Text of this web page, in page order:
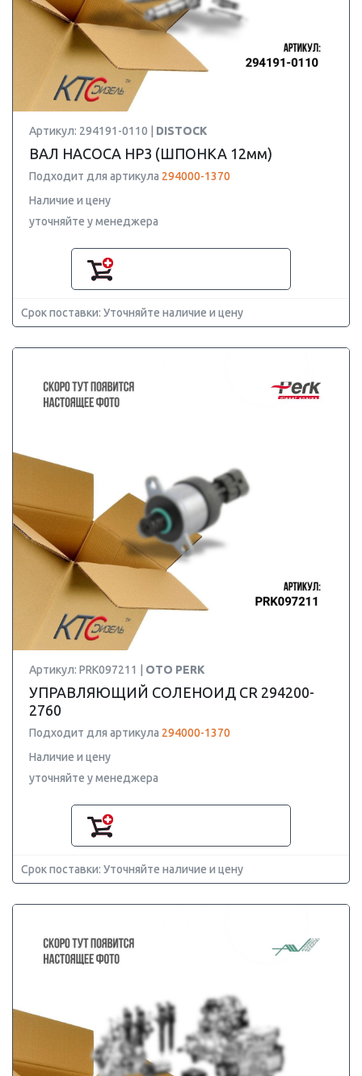
Артикул: 294191-0110 | DISTOCK
ВАЛ НАСОСА HP3 (ШПОНКА 12мм)
Подходит для артикула 294000-1370
Наличие и цену
уточняйте у менеджера
Срок поставки: Уточняйте наличие и цену
Артикул: PRK097211 | OTO PERK
УПРАВЛЯЮЩИЙ СОЛЕНОИД CR 294200-
2760
Подходит для артикула 294000-1370
Наличие и цену
уточняйте у менеджера
Срок поставки: Уточняйте наличие и цену